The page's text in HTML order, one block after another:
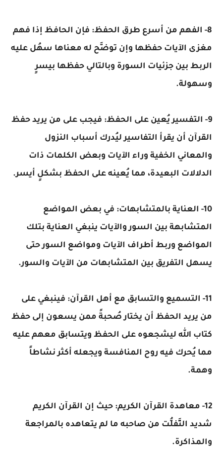
8- الفهم من أسرع طرق الحفظ: فإن الحافظ إذا فهم
مغزى الآيات حفظها وإن توضَّح له معناها سهُل عليه
الربط بين جزئيات السورة وبالتالي حفظها بيسرٍ
وسهولة.
9- التفسير يُعين على الحفظ: فيجب على من يريد حفظ
القرآن أن يقرأ التفاسير ليُدرك أسباب النزول
والمعاني الخفية وراء الآيات وبعض الكلمات ذات
الدلالات البعيدة، مما يُعينه على الحفظ بشكلٍ أيسر.
10- العناية بالمتشابهات: في بعض المواضع
المتشابهة بين السور والآيات ينبغي العناية بتلك
المواضع وربط أطراف الآيات ومواضع السور حتى
يسهل التفريق بين المتشابهات من الآيات والسور.
11- التسميع والتسابق مع أهل القرآن: فينبغي على
من يريد الحفظ أن يختار صُحبةً ممن يسعون إلى حفظ
كتاب الله ليشجعوه على الحفظ ويتسابق معهم عليه
مما يُحرك فيه روح المنافسة ويجعله أكثر نشاطاً
وهمة.
12- معاهدة القرآن الكريم: حيث إن القرآن الكريم
شديد التَّفلُّت من صاحبه ما لم يتعاهده بالمراجعة
والمذاكرة.